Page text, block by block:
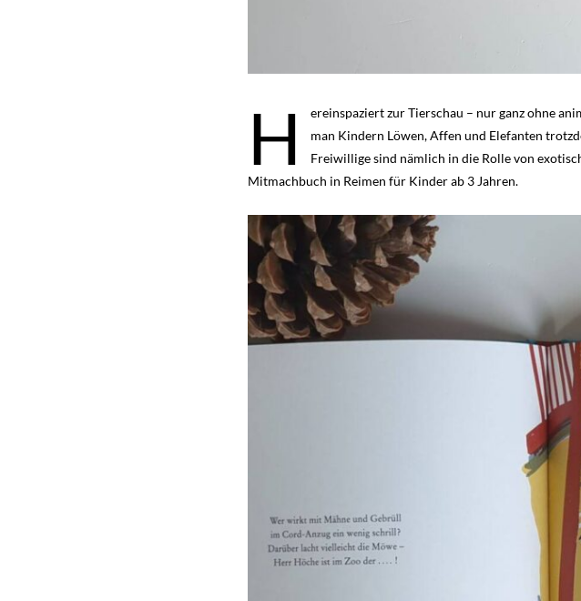
H
ereinspaziert zur Tierschau – nur ganz ohne
man Kindern Löwen, Affen und Elefanten
Freiwillige sind nämlich in die Rolle von
Mitmachbuch in Reimen für Kinder ab 3 Jahren.